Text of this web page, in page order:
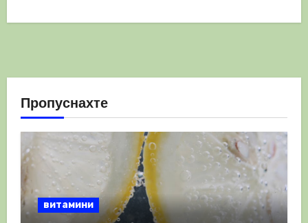
Пропуснахте
витамини